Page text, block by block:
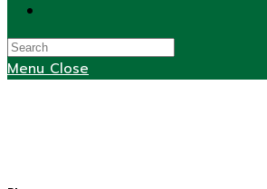
search
Menu Close